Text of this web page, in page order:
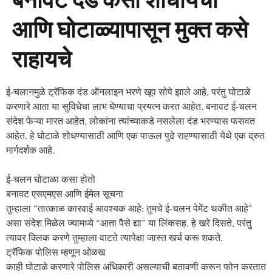
आणि घोटाळ्यापासून मुक्त कसे
राहायचे
ई-चलानमुळे ट्रॅफिक दंड ऑनलाइन भरणे खूप सोपे झाले आहे, परंतु घोटाळे
करणारे आता या सुविधेचा लाभ घेण्याचा प्रयत्न करत आहेत. बनावट ई-चलन
संदेश फेऱ्या मारत आहेत, लोकांना त्यांच्याकडे नसलेला दंड भरण्यास फसवत
आहेत. हे घोटाळे शोधण्यासाठी आणि एक पाऊल पुढे राहण्यासाठी येथे एक द्रुत
मार्गदर्शक आहे.
ई-चलन घोटाळा कसा होतो
बनावट एसएमएस आणि ईमेल सूचना
तुम्हाला “तात्काळ कारवाई आवश्यक आहे: तुमचे ई-चलन पेमेंट थकीत आहे”
असा संदेश मिळेल ज्यामध्ये “आता पैसे द्या” या लिंकसह. हे खरे दिसते, परंतु
त्यावर क्लिक करणे तुम्हाला वाटते त्यापेक्षा जास्त खर्च करू शकते.
ट्रॅफिक पोलिस म्हणून ओळख
काही घोटाळे करणारे पोलिस अधिकारी असल्याची बतावणी करून फोन करतात